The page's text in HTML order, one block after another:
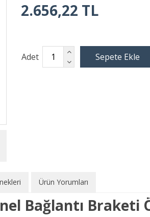
2.656,22 TL
Adet
Ürün Yorumları
Bağlantı Braketi